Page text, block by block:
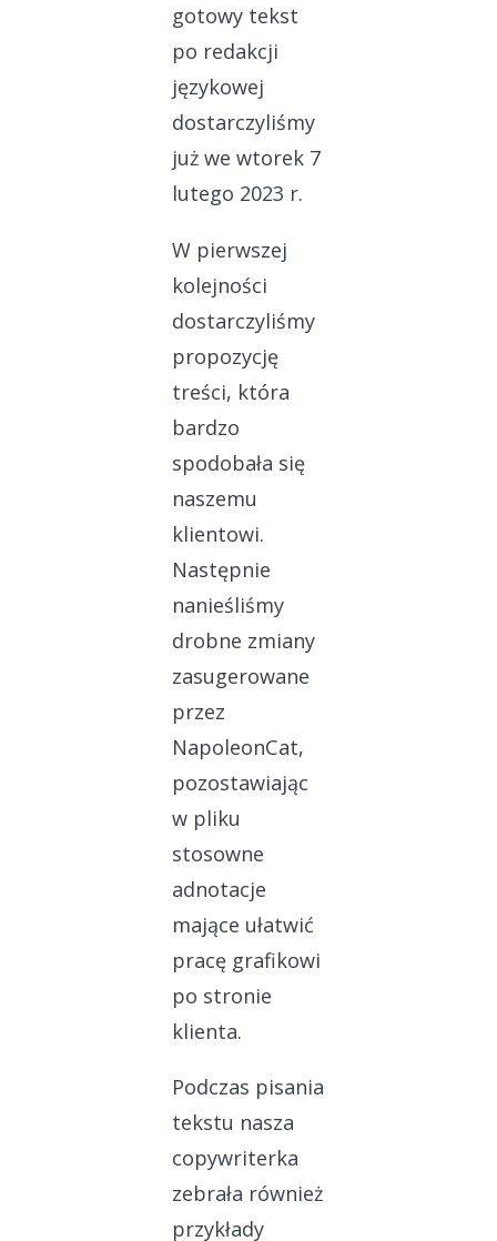
gotowy tekst
po redakcji
językowej
dostarczyliśmy
już we wtorek 7
lutego 2023 r.
W pierwszej
kolejności
dostarczyliśmy
propozycję
treści, która
bardzo
spodobała się
naszemu
klientowi.
Następnie
nanieśliśmy
drobne zmiany
zasugerowane
przez
NapoleonCat,
pozostawiając
w pliku
stosowne
adnotacje
mające ułatwić
pracę grafikowi
po stronie
klienta.
Podczas pisania
tekstu nasza
copywriterka
zebrała również
przykłady